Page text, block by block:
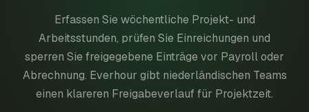
Erfassen Sie wöchentliche Projekt- und
Arbeitsstunden, prüfen Sie Einreichungen und
sperren Sie freigegebene Einträge vor Payroll oder
Abrechnung. Everhour gibt niederländischen Teams
einen klareren Freigabeverlauf für Projektzeit.